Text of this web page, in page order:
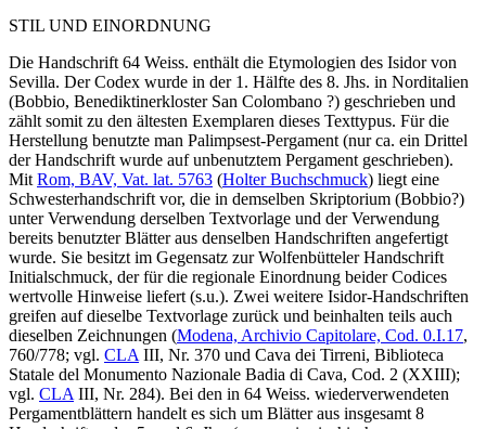
STIL UND EINORDNUNG
Die Handschrift 64 Weiss. enthält die Etymologien des Isidor von
Sevilla. Der Codex wurde in der 1. Hälfte des 8. Jhs. in Norditalien
(Bobbio, Benediktinerkloster San Colombano ?) geschrieben und
zählt somit zu den ältesten Exemplaren dieses Texttypus. Für die
Herstellung benutzte man Palimpsest-Pergament (nur ca. ein Drittel
der Handschrift wurde auf unbenutztem Pergament geschrieben).
Mit Rom, BAV, Vat. lat. 5763 (Holter Buchschmuck) liegt eine
Schwesterhandschrift vor, die in demselben Skriptorium (Bobbio?)
unter Verwendung derselben Textvorlage und der Verwendung
bereits benutzter Blätter aus denselben Handschriften angefertigt
wurde. Sie besitzt im Gegensatz zur Wolfenbütteler Handschrift
Initialschmuck, der für die regionale Einordnung beider Codices
wertvolle Hinweise liefert (s.u.). Zwei weitere Isidor-Handschriften
greifen auf dieselbe Textvorlage zurück und beinhalten teils auch
dieselben Zeichnungen (Modena, Archivio Capitolare, Cod. 0.I.17,
760/778; vgl. CLA III, Nr. 370 und Cava dei Tirreni, Biblioteca
Statale del Monumento Nazionale Badia di Cava, Cod. 2 (XXIII);
vgl. CLA III, Nr. 284). Bei den in 64 Weiss. wiederverwendeten
Pergamentblättern handelt es sich um Blätter aus insgesamt 8